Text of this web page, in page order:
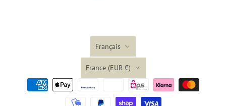
Langue
Français
Pays
France (EUR €)